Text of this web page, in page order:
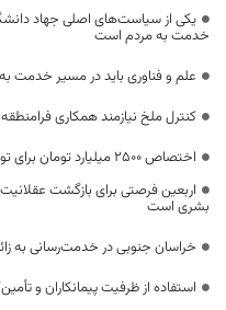
یکی از سیاست‌های اصلی جهاد
خدمت به مردم است
علم و فناوری باید در مسیر خدمت
کنترل ملخ نیازمند همکاری
اختصاص 2500 میلیارد تومان برای توسعه راه‌های دوبانده خراسان جنوبی
اربعین فرصتی برای بازگشت
بشری است
خراسان جنوبی در خدمت‌رسانی به
استفاده از ظرفیت پیمانکاران و